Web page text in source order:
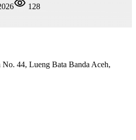
128
44, Lueng Bata Banda Aceh,